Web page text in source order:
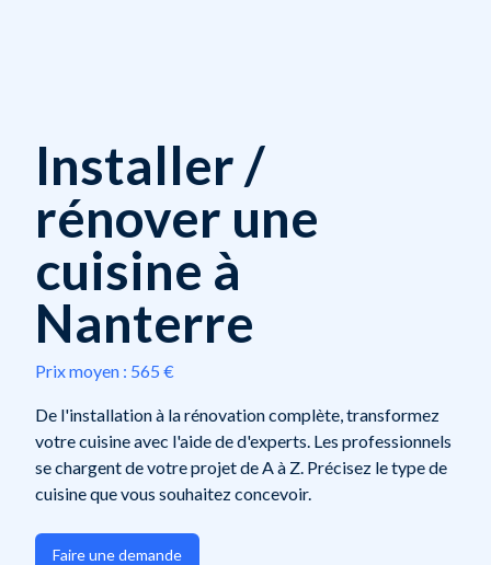
Installer /
rénover une
cuisine à
Nanterre
Prix moyen : 565 €
De l'installation à la rénovation complète, transformez
votre cuisine avec l'aide de d'experts. Les professionnels
se chargent de votre projet de A à Z. Précisez le type de
cuisine que vous souhaitez concevoir.
Faire une demande